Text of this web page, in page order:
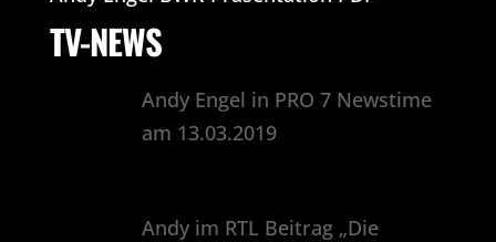
TV-NEWS
Andy Engel in PRO 7 Newstime
am 13.03.2019
Andy im RTL Beitrag „Die